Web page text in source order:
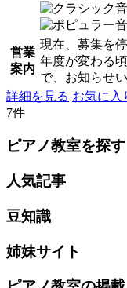
営業
案内
現在、募集を
年度が変わる
で、お知らせ
詳細を見る お気に入
7件
ピアノ教室を探す
人気記事
豆知識
姉妹サイト